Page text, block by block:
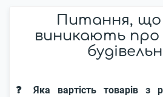
Питання,
виникають про
❓ Яка вартість товарів з